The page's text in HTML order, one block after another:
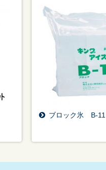
ブロック氷 B-11